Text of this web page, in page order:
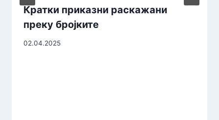
Кратки приказни раскажани
преку бројките
02.04.2025